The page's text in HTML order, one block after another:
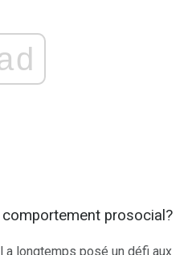
prosocial?
longtemps posé un défi aux